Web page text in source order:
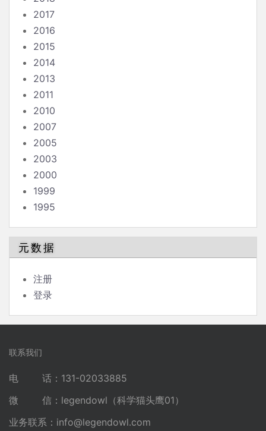
2017
2016
2015
2014
2013
2011
2010
2007
2005
2003
2000
1999
1995
元数据
注册
登录
联系我们
电 话：131-02033885
微 信：legendowl（科学猫头鹰01）
业务联系： info@legendowl.com